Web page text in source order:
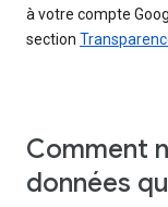
à votre compte
section
Comment
données